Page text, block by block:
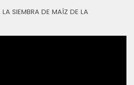
SIEMBRA DE MAÍZ DE LA